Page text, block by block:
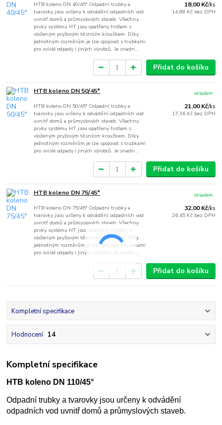
HTB koleno DN 40/45° Odpadní trubky a
tvarovky jsou určeny k odvádění odpadních vod
uvnitř domů a průmyslových staveb. Všechny
prvky systému HT jsou opatřeny hrdlem s
vloženým pryžovým těsnícím kroužkem. Díky
jednotným rozměrům je lze spojovat s trubkami
pro svislé odpady i jiných výrobců. Je snadn...
18,00 Kč/ks
14,88 Kč bez DPH
Přidat do košíku
HTB koleno DN 50/45°
HTB koleno DN 50/45° Odpadní trubky a
tvarovky jsou určeny k odvádění odpadních vod
uvnitř domů a průmyslových staveb. Všechny
prvky systému HT jsou opatřeny hrdlem s
vloženým pryžovým těsnícím kroužkem. Díky
jednotným rozměrům je lze spojovat s trubkami
pro svislé odpady i jiných výrobců. Je snadn...
21,00 Kč/ks
17,36 Kč bez DPH
skladem
Přidat do košíku
HTB koleno DN 75/45°
HTB koleno DN 75/45° Odpadní trubky a
tvarovky jsou určeny k odvádění odpadních vod
uvnitř domů a průmyslových staveb. Všechny
prvky systému HT jsou opatřeny hrdlem s
vloženým pryžovým těsnícím kroužkem. Díky
jednotným rozměrům je lze spojovat s trubkami
pro svislé odpady i jiných výrobců. Je snadn...
32,00 Kč/ks
26,45 Kč bez DPH
skladem
Přidat do košíku
Kompletní specifikace
Hodnocení 14
Kompletní specifikace
HTB koleno DN 110/45°
Odpadní trubky a tvarovky jsou určeny k odvádění
odpadních vod uvnitř domů a průmyslových staveb.